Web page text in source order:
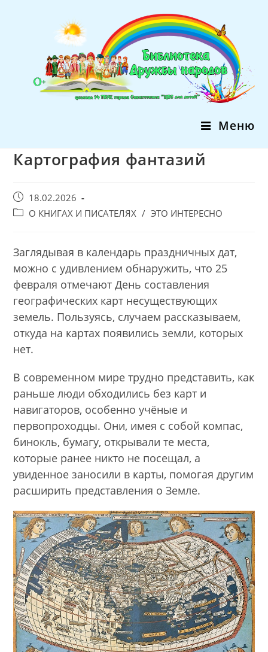
Меню
Картография фантазий
Запись
опубликована:
18.02.2026
PostО КНИГАХ И ПИСАТЕЛЯХ / ЭТО ИНТЕРЕСНО
Заглядывая в календарь праздничных дат,
можно с удивлением обнаружить, что 25
февраля отмечают День составления
географических карт несуществующих
земель. Пользуясь, случаем рассказываем,
откуда на картах появились земли, которых
нет.
В современном мире трудно представить, как
раньше люди обходились без карт и
навигаторов, особенно учёные и
первопроходцы. Они, имея с собой компас,
бинокль, бумагу, открывали те места,
которые ранее никто не посещал, а
увиденное заносили в карты, помогая другим
расширить представления о Земле.